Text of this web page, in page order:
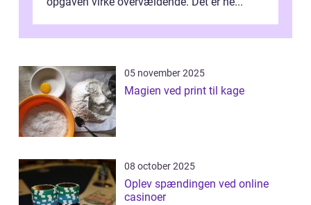
05 november 2025
Magien ved print til kage
08 october 2025
Oplev spændingen ved online
casinoer